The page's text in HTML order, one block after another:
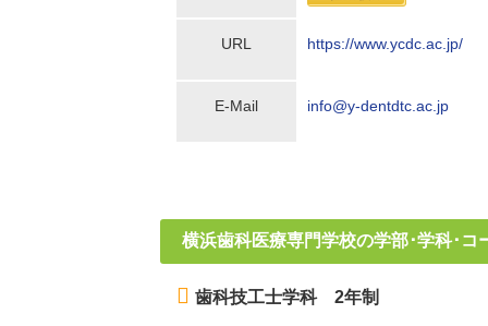
URL https://www.ycdc.ac.jp/
E-Mail info@y-dentdtc.ac.jp
横浜歯科医療専門学校の学部･学科･コ
歯科技工士学科 2年制